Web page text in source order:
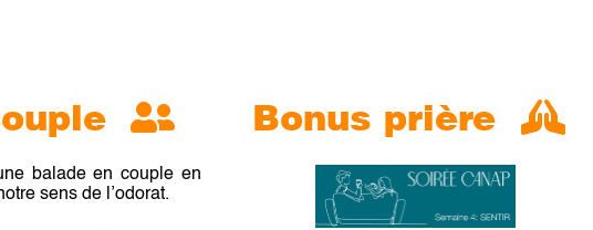
balade en couple en
sens de l’odorat.
Bonus prière